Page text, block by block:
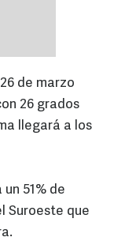
de marzo
26 grados
llegará a los
51% de
Suroeste que